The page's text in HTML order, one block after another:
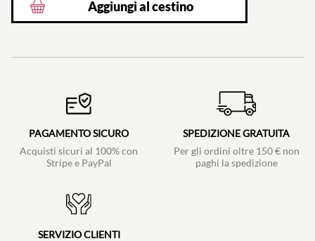
Aggiungi al cestino
PAGAMENTO SICURO
Acquisti sicuri al 100% con
Stripe e PayPal
SPEDIZIONE GRATUITA
Per gli ordini oltre 150 € non
paghi la spedizione
SERVIZIO CLIENTI